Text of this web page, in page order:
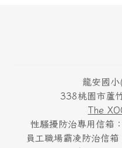
龍安國
338桃園市蘆
The
性騷擾防治專用信箱
員工職場霸凌防治信